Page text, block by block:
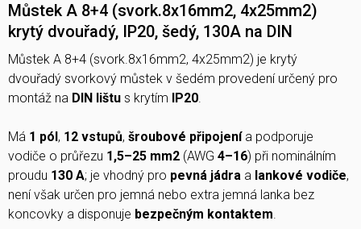
Můstek A 8+4 (svork.8x16mm2, 4x25mm2)
krytý dvouřadý, IP20, šedý, 130A na DIN
Můstek A 8+4 (svork.8x16mm2, 4x25mm2) je krytý
dvouřadý svorkový můstek v šedém provedení určený pro
montáž na DIN lištu s krytím IP20.
Má 1 pól , 12 vstupů, šroubové připojenía podporuje
vodiče o průřezu 1,5–25 mm2 (AWG 4–16) při nominálním
proudu 130 A; je vhodný pro pevná jádra a lankové vodiče,
není však určen pro jemná nebo extra jemná lanka bez
koncovky a disponuje bezpečným kontaktem.